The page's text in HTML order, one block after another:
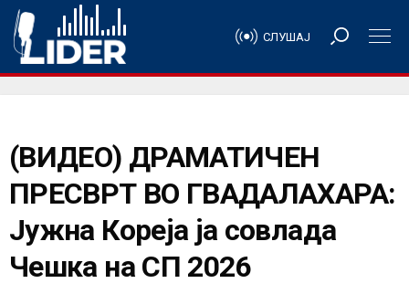
СЛУШАЈ
(ВИДЕО) ДРАМАТИЧЕН
ПРЕСВРТ ВО ГВАДАЛАХАРА:
Јужна Кореја ја совлада
Чешка на СП 2026